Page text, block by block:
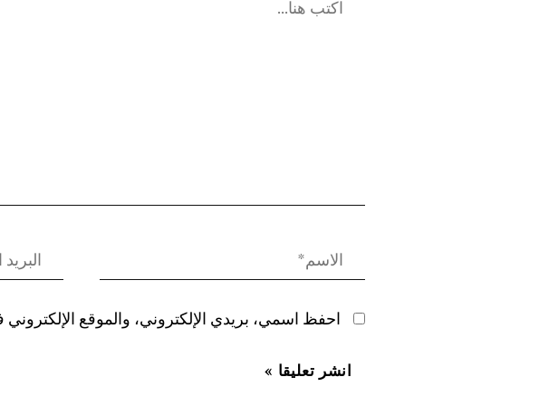
احفظ اسمي، بريدي الإلكتروني، والموقع